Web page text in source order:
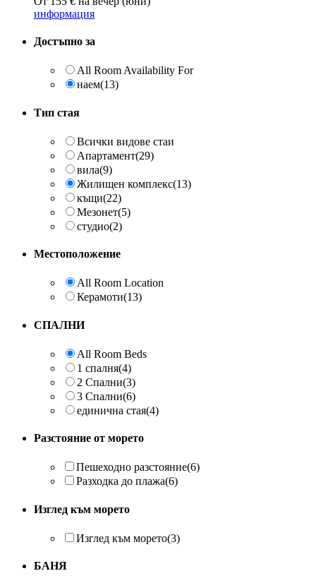
информация
Достъпно за
All Room Availability For
наем(13)
Тип стая
Всички видове стаи
Aпартамент(29)
вила(9)
Жилищен комплекс(13)
къщи(22)
Мезонет(5)
студио(2)
Местоположение
All Room Location
Керамоти(13)
СПАЛНИ
All Room Beds
1 спалня(4)
2 Спални(3)
3 Спални(6)
единична стая(4)
Разстояние от морето
Пешеходно разстояние(6)
Разходка до плажа(6)
Изглед към морето
Изглед към морето(3)
БАНЯ